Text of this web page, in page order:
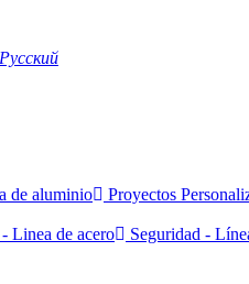
Русский
de aluminio Proyectos
Linea de acero Seguridad -